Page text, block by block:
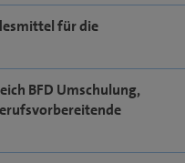
für die
BFD Umschulung,